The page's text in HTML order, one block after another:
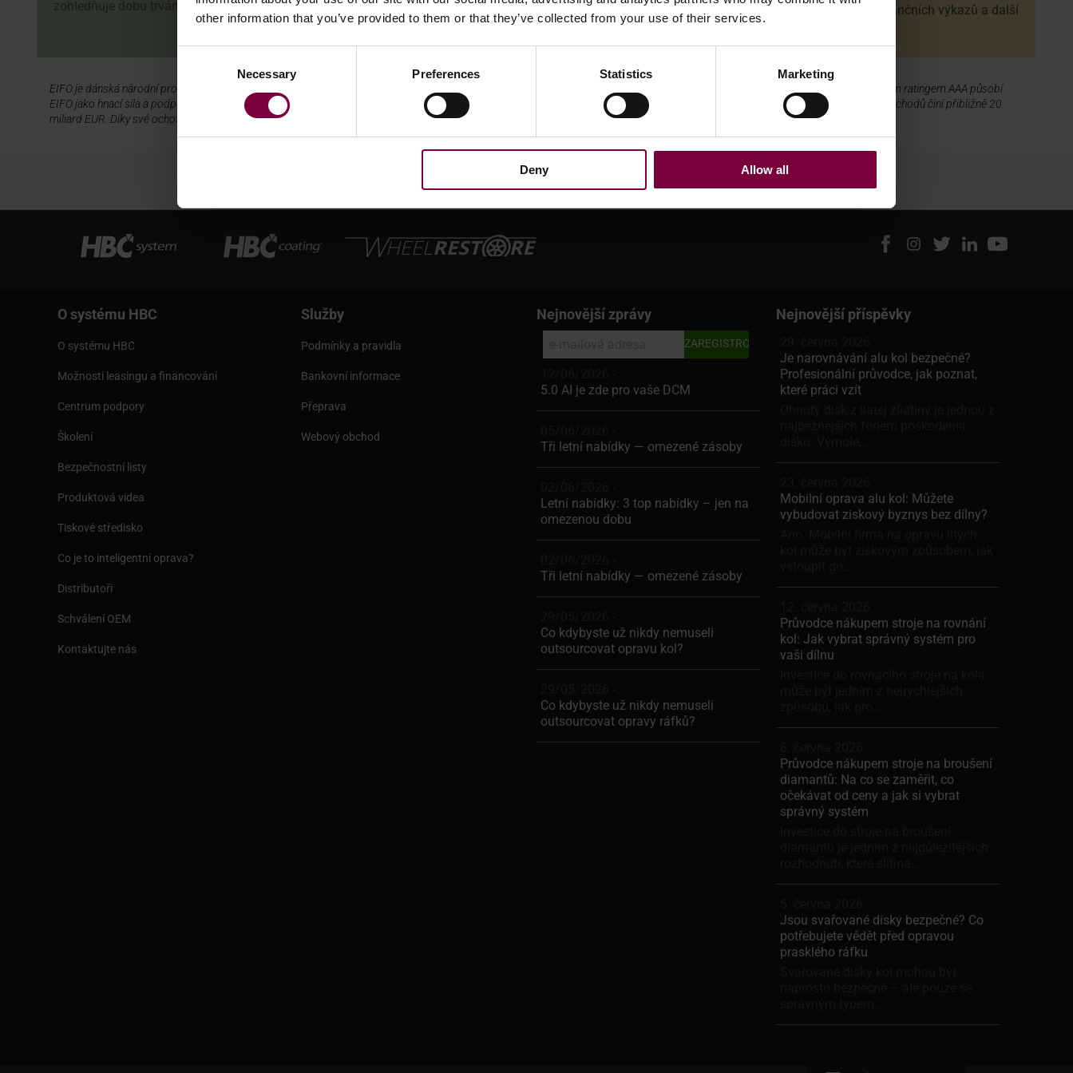
other information that you’ve provided to them or that they’ve collected from your use of their services.
Necessary Preferences Statistics Marketing
Deny Allow all
zohledňuje dobu trvání úvěru.
vašeho podniku na základě finančních výkazů a další
EIFO je dánská národní propagační banka a agentura pro vývozní úvěry, které jsou spojeny do jedné finanční instituce. Jako státní finanční instituce s globální perspektivou a úvěrovým ratingem AAA působí
EIFO jako hnací síla a podporovatel nových podniků a obchodu mezi dánskými společnostmi a jejich partnery po celém světě. EIFO má více než 5 000 zákazníků a celkový objem obchodů činí přibližně 20
miliard EUR. Díky své ochotě riskovat při financování otevírá EIFO cestu těm, kteří se odváží myslet ve větším. Protože svět je záležitostí Dánska.
Požádejte o schválení financování níže
O systému HBC
O systému HBC
Možnosti leasingu a financování
Centrum podpory
Školení
Bezpečnostní listy
Produktová videa
Tiskové středisko
Co je to inteligentní oprava?
Distributoři
Schválení OEM
Kontaktujte nás
Služby
Podmínky a pravidla
Bankovní informace
Přeprava
Webový obchod
Nejnovější zprávy
5.0 AI je zde pro vaše DCM
Tři letní nabídky — omezené zásoby
Letní nabídky: 3 top nabídky – jen na
omezenou dobu
Tři letní nabídky — omezené zásoby
Co kdybyste už nikdy nemuseli
outsourcovat opravu kol?
Co kdybyste už nikdy nemuseli
outsourcovat opravy ráfků?
Nejnovější příspěvky
Je narovnávání alu kol bezpečné?
Profesionální průvodce, jak poznat,
které práci vzít
Mobilní oprava alu kol: Můžete
vybudovat ziskový byznys bez dílny?
Průvodce nákupem stroje na rovnání
kol: Jak vybrat správný systém pro
vaši dílnu
Průvodce nákupem stroje na broušení
diamantů: Na co se zaměřit, co
očekávat od ceny a jak si vybrat
správný systém
Jsou svařované disky bezpečné? Co
potřebujete vědět před opravou
prasklého ráfku